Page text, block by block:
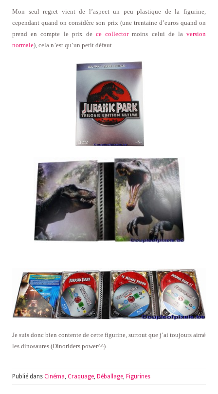
Mon seul regret vient de l’aspect un peu plastique de la figurine,
cependant quand on considère son prix (une trentaine d’euros quand on
prend en compte le prix dece collectormoins celui de laversion
normale), cela n’est qu’un petit défaut.
Je suis donc bien contente de cette figurine, surtout que j’ai toujours aimé
les dinosaures (Dinoriders power^^).
Publié dans Cinéma, Craquage, Déballage, Figurines